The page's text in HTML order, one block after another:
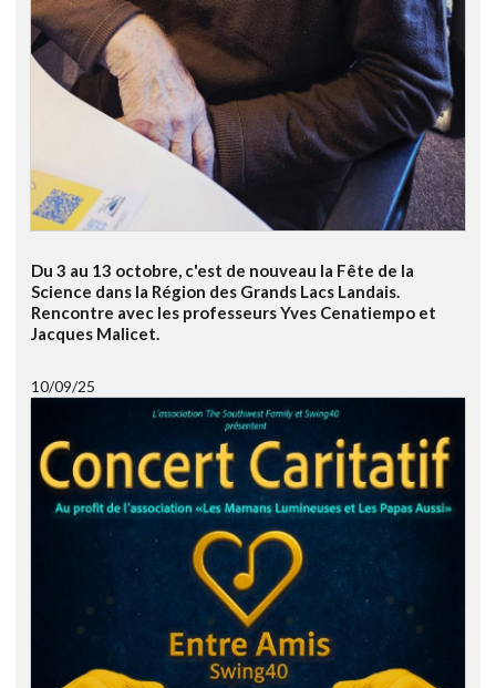
Du 3 au 13 octobre, c'est de nouveau la Fête de la
Science dans la Région des Grands Lacs Landais.
Rencontre avec les professeurs Yves Cenatiempo et
Jacques Malicet.
10/09/25